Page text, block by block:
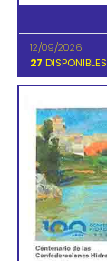
12/09/2026
27 DISPONIBLES